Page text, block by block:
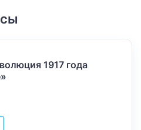
1917 года